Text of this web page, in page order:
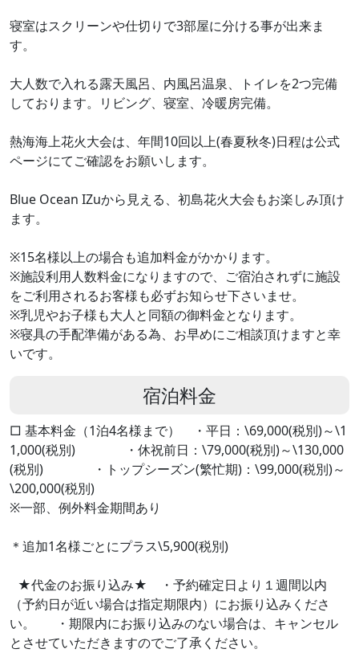
寝室はスクリーンや仕切りで3部屋に分ける事が出来ま
す。
大人数で入れる露天風呂、内風呂温泉、トイレを2つ完備
しております。リビング、寝室、冷暖房完備。
熱海海上花火大会は、年間10回以上(春夏秋冬)日程は公式
ページにてご確認をお願いします。
Blue Ocean IZuから見える、初島花火大会もお楽しみ頂け
ます。
※15名様以上の場合も追加料金がかかります。
※施設利用人数料金になりますので、ご宿泊されずに施設
をご利用されるお客様も必ずお知らせ下さいませ。
※乳児やお子様も大人と同額の御料金となります。
※寝具の手配準備がある為、お早めにご相談頂けますと幸
いです。
宿泊料金
□ 基本料金（1泊4名様まで） ・平日：\69,000(税別)～\1
1,000(税別) ・休祝前日：\79,000(税別)～\130,000
(税別) ・トップシーズン(繁忙期)：\99,000(税別)～
\200,000(税別)
※一部、例外料金期間あり
＊追加1名様ごとにプラス\5,900(税別)
★代金のお振り込み★ ・予約確定日より１週間以内
（予約日が近い場合は指定期限内）にお振り込みくださ
い。 ・期限内にお振り込みのない場合は、キャンセル
とさせていただきますのでご了承ください。